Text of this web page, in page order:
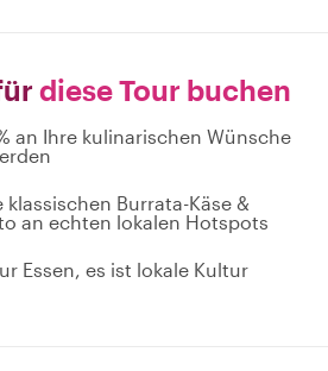
diese Tour buchen
an Ihre kulinarischen Wünsche
klassischen Burrata-Käse &
an echten lokalen Hotspots
Essen, es ist lokale Kultur